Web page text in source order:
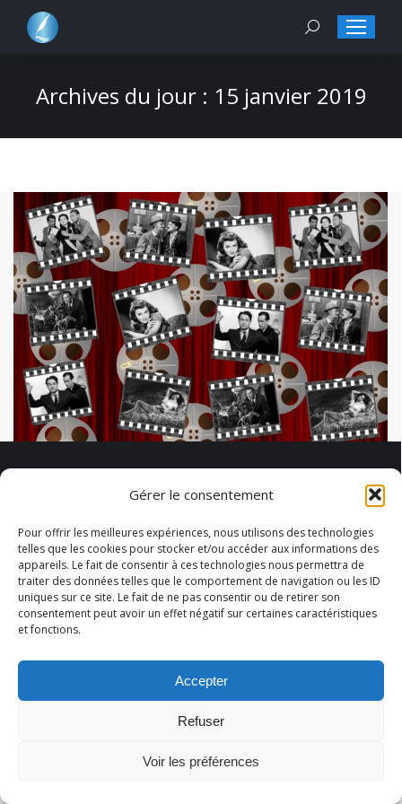
Gérer le consentement
Pour offrir les meilleures expériences, nous utilisons des technologies
telles que les cookies pour stocker et/ou accéder aux informations des
appareils. Le fait de consentir à ces technologies nous permettra de
traiter des données telles que le comportement de navigation ou les ID
uniques sur ce site. Le fait de ne pas consentir ou de retirer son
consentement peut avoir un effet négatif sur certaines caractéristiques
et fonctions.
Accepter
Refuser
Voir les préférences
Search:
Archives du jour : 15 janvier 2019
L’INA, mémoire de la télévision
Cet acronyme est bien connu en France, car pour
beaucoup il évoque de très grands souvenirs.
L’Institut National de l’Archive (INA) est la
mémoire audiovisuelle de la France. Depuis sa
création en 1974,
© 2026 Abélart Formations